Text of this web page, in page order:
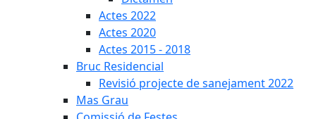
Actes 2022
Actes 2020
Actes 2015 - 2018
Bruc Residencial
Revisió projecte de sanejament 2022
Mas Grau